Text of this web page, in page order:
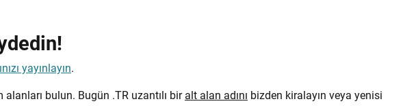
yayınlayın.
bulun. Bugün .TR uzantılı bir alt alan adını bizden kiralayın veya yenisi